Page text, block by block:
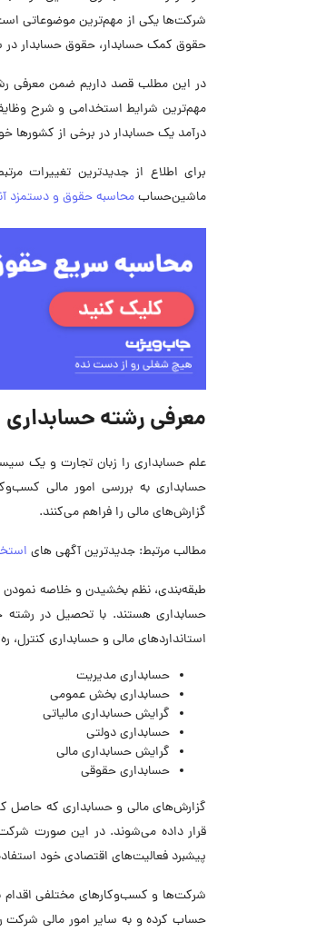
شرکت‌ها یکی از مهم‌ترین موضوعاتی
حقوق کمک حسابدار، حقوق حسابدار
در این مطلب قصد داریم ضمن معرفی
مهم‌ترین شرایط استخدامی و شرح
درآمد یک حسابدار در برخی از کشورها
برای اطلاع از جدیدترین تغییرات
ماشین‌حسابمحاسبه حقوق و دستمزد
معرفی رشته حسابداری
علم حسابداری را زبان تجارت و یک
حسابداری به بررسی امور مالی
گزارش‌های مالی را فراهم می‌کنند.
مطالب مرتبط: جدیدترین آگهی های
طبقه‌بندی، نظم بخشیدن و خلاصه نمودن
حسابداری هستند. با تحصیل در رشته
استانداردهای مالی و حسابداری کنترل،
حسابداری مدیریت
حسابداری بخش عمومی
گرایش حسابداری مالیاتی
حسابداری دولتی
گرایش حسابداری مالی
حسابداری حقوقی
گزارش‌های مالی و حسابداری که حاصل
قرار داده می‌شوند. در این صورت
پیشبرد فعالیت‌های اقتصادی خود
شرکت‌ها و کسب‌وکارهای مختلفی اقدام
حساب کرده و به سایر امور مالی